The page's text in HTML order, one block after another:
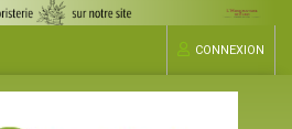
CONNEXION